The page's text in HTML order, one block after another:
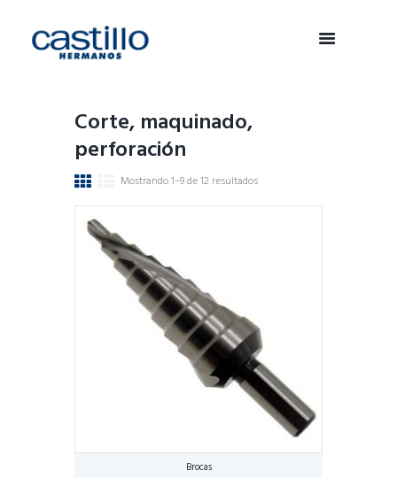
Corte, maquinado,
perforación
Mostrando 1–9 de 12 resultados
Brocas